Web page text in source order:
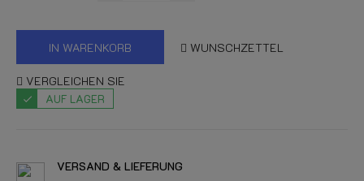
IN WARENKORB WUNSCHZETTEL
VERGLEICHEN SIE
AUF LAGER
VERSAND & LIEFERUNG